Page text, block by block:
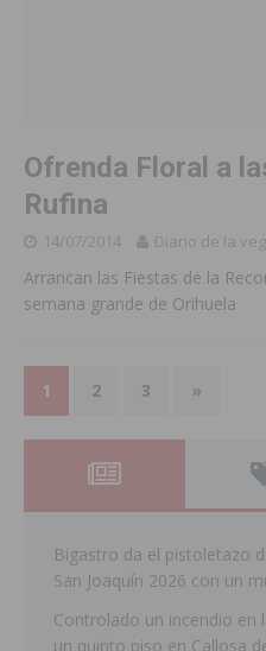
Ofrenda Floral a
Rufina
14/07/2014 Diario de la
Arrancan las Fiestas de la
semana grande de Orihuela
1 2 3 »
Bigastro da el pistoletazo
San Joaquín 2026 con un
Controlado un incendio en
un quinto piso en Callosa